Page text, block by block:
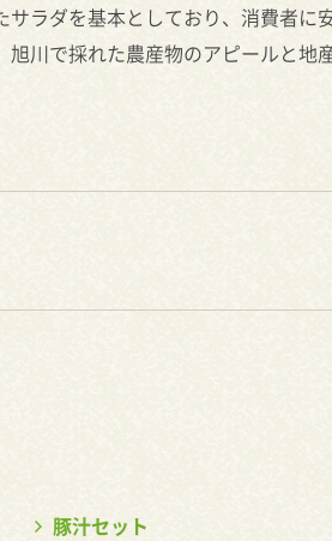
サラダを基本としており、消費者に
旭川で採れた農産物のアピールと地
豚汁セット